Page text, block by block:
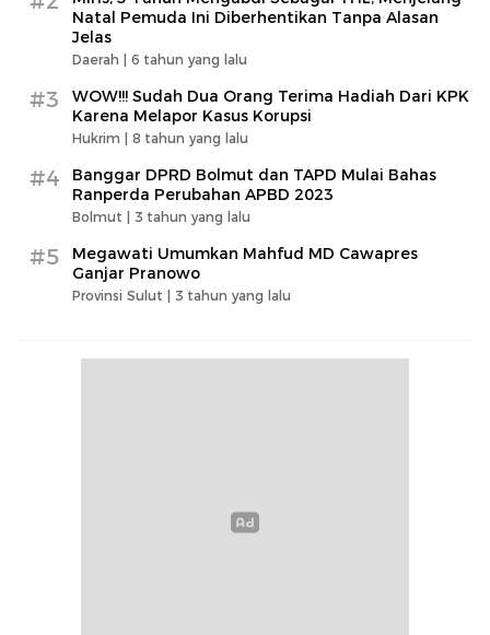
Natal Pemuda Ini Diberhentikan Tanpa Alasan
Jelas
Daerah | 6 tahun yang lalu
#3
WOW!!! Sudah Dua Orang Terima Hadiah Dari KPK
Karena Melapor Kasus Korupsi
Hukrim | 8 tahun yang lalu
#4
Banggar DPRD Bolmut dan TAPD Mulai Bahas
Ranperda Perubahan APBD 2023
Bolmut | 3 tahun yang lalu
#5
Megawati Umumkan Mahfud MD Cawapres
Ganjar Pranowo
Provinsi Sulut | 3 tahun yang lalu